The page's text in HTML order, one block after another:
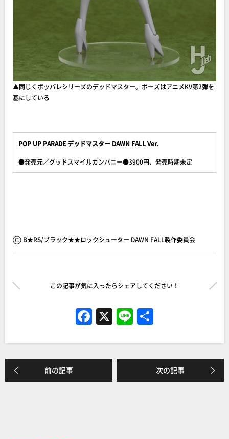
▲同じくポッパレシリーズのデッドマスター。ポーズはアニメKV第2弾を
基にしている
POP UP PARADE デッドマスター DAWN FALL Ver.
●発売元／グッドスマイルカンパニー●3900円、発売時期未定
Ⓒ B★RS/ブラック★★ロックシューター DAWN FALL製作委員会
この記事が気に入ったらシェアしてください！
F
a
c
e
b
X Li
n
e
前の記事 次の記事